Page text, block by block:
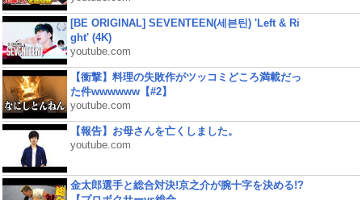
[BE ORIGINAL] SEVENTEEN(세븐틴) 'Left & Ri
ght' (4K)
youtube.com
【衝撃】料理の失敗作がツッコミどころ満載だっ
た件wwwwww【#2】
youtube.com
【報告】お母さんを亡くしました。
youtube.com
金太郎選手と総合対決!京之介が腕十字を決める!?